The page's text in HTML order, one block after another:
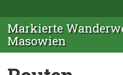
Markierte
Masowien